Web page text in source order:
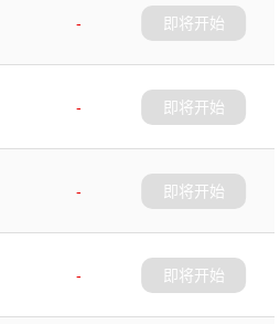
-
即将开始
-
即将开始
-
即将开始
-
即将开始